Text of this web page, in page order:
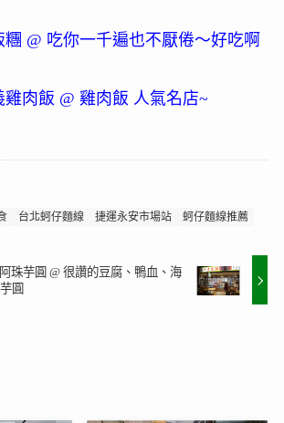
@ 吃你一千遍也不厭倦～好吃啊
肉飯 @ 雞肉飯 人氣名店~
台北蚵仔麵線 捷運永安市場站 蚵仔麵線推薦
珠芋圓 @ 很讚的豆腐、鴨血、海
圓